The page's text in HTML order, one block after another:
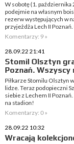
W sobotę (1.
podejmie na własnym
rezerw występujących w
przyjeżdża Lech II
Komentarzy: 9 »
28.09.22 21:41
Stomil Olsztyn
Poznań. Wszyscy
Piłkarze Stomilu Olsztyn
lidze. Teraz podopieczni
siebie z Lechem II
na stadion!
Komentarzy: 0 »
28.09.22 10:32
Wracają